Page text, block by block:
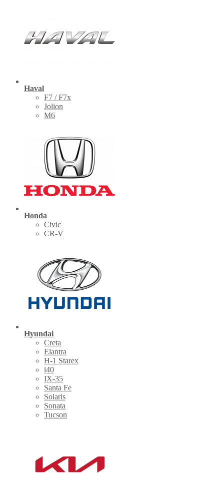
Haval
F7 / F7x
Jolion
M6
Honda
Civic
CR-V
Hyundai
Creta
Elantra
H-1 Starex
i40
IX-35
Santa Fe
Solaris
Sonata
Tucson